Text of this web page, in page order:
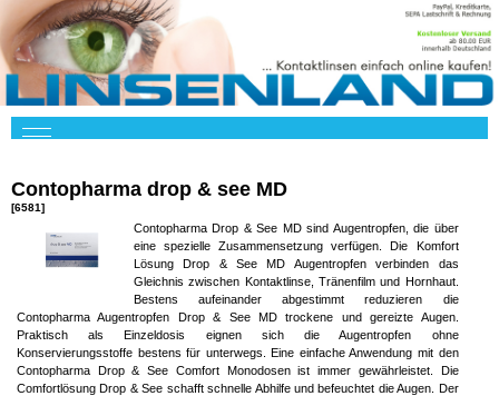
Contopharma drop & see MD
[6581]
Contopharma Drop & See MD sind Augentropfen, die über
eine spezielle Zusammensetzung verfügen. Die Komfort
Lösung Drop & See MD Augentropfen verbinden das
Gleichnis zwischen Kontaktlinse, Tränenfilm und Hornhaut.
Bestens aufeinander abgestimmt reduzieren die
Contopharma Augentropfen Drop & See MD trockene und gereizte Augen.
Praktisch als Einzeldosis eignen sich die Augentropfen ohne
Konservierungsstoffe bestens für unterwegs. Eine einfache Anwendung mit den
Contopharma Drop & See Comfort Monodosen ist immer gewährleistet. Die
Comfortlösung Drop & See schafft schnelle Abhilfe und befeuchtet die Augen. Der